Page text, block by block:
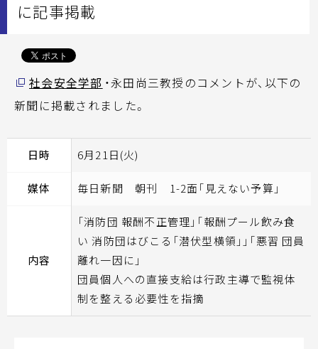
に記事掲載
社会安全学部 ・永田尚三教授のコメントが、以下の
新聞に掲載されました。
日時 6月21日(火)
媒体 毎日新聞 朝刊 1-2面「見えない予算」
内容
「消防団 報酬不正管理」「報酬プール飲み食
い 消防団はびこる「潜伏型横領」」「悪習 団員
離れ一因に」
団員個人への直接支給は行政主導で監視体
制を整える必要性を指摘